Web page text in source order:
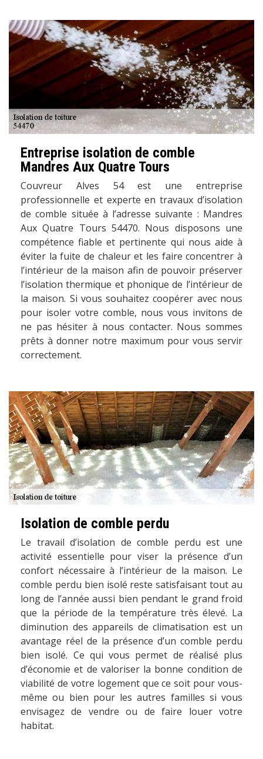
Entreprise isolation de comble
Mandres Aux Quatre Tours
Couvreur Alves 54 est une entreprise
professionnelle et experte en travaux d’isolation
de comble située à l’adresse suivante : Mandres
Aux Quatre Tours 54470. Nous disposons une
compétence fiable et pertinente qui nous aide à
éviter la fuite de chaleur et les faire concentrer à
l’intérieur de la maison afin de pouvoir préserver
l’isolation thermique et phonique de l’intérieur de
la maison. Si vous souhaitez coopérer avec nous
pour isoler votre comble, nous vous invitons de
ne pas hésiter à nous contacter. Nous sommes
prêts à donner notre maximum pour vous servir
correctement.
Isolation de comble perdu
Le travail d’isolation de comble perdu est une
activité essentielle pour viser la présence d’un
confort nécessaire à l’intérieur de la maison. Le
comble perdu bien isolé reste satisfaisant tout au
long de l’année aussi bien pendant le grand froid
que la période de la température très élevé. La
diminution des appareils de climatisation est un
avantage réel de la présence d’un comble perdu
bien isolé. Ce qui vous permet de réalisé plus
d’économie et de valoriser la bonne condition de
viabilité de votre logement que ce soit pour vous-
même ou bien pour les autres familles si vous
envisagez de vendre ou de faire louer votre
habitat.